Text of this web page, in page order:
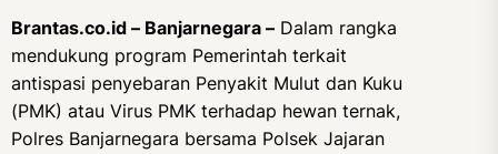
Brantas.co.id – Banjarnegara – Dalam rangka
mendukung program Pemerintah terkait
antispasi penyebaran Penyakit Mulut dan Kuku
(PMK) atau Virus PMK terhadap hewan ternak,
Polres Banjarnegara bersama Polsek Jajaran